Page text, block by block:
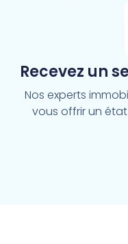
Recevez un
Nos experts
vous offrir un